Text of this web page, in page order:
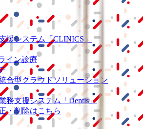
援システム
「CLINICS」
イン診療
合型クラウドソリューション
務支援システム
「Dentis」
・削除はこちら